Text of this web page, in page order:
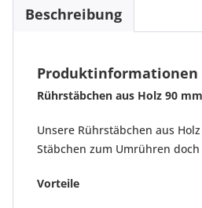
Beschreibung
Produktinformationen
Rührstäbchen aus Holz 90 mm
Unsere Rührstäbchen aus
Stäbchen zum Umrühren
Vorteile